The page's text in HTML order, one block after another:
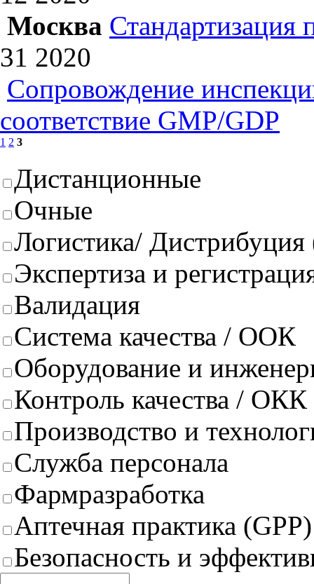
Москва Стандартизация
31 2020
Сопровождение
соответствие GMP/GDP
1 2 3
Дистанционные
Очные
Логистика/
Экспертиза и
Валидация
Система качества / ООК
Оборудование и
Контроль качества / ОКК
Производство и
Служба персонала
Фармразработка
Аптечная практика (GPP)
Безопасность и